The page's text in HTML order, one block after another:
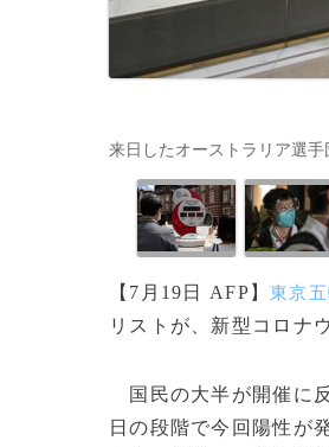
来日したオーストラリア選
【7月19日 AFP】東京
リストが、新型コロナ
国民の大半が開催に
日の段階で今回陽性が